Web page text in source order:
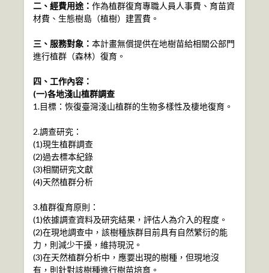
二、經費用途：作為植群復育專職人員人事費、育苗資
材費、生態樹島（植樹）建置費。
三、服務對象：本計畫無償提供在地樹苗給相關公部門
進行植群（森林）復育。
四、工作內容：
(一)各地淺山植群調查
1.目標：恢復臺灣淺山植群的生物多樣性及棲地復育。
2.調查研究：
(1)現生植群調查
(2)過去標本紀錄
(3)相關研究文獻
(4)天然植群分析
3.植群復育原則：
(1)依據調查資料及研究結果，評估人為介入的程度。
(2)在現地調查中，該樹種族群目前具有自然繁衍的能
力，則減少干擾，維持現況。
(3)在天然植群分析中，應要出現的樹種，但現地沒
有，則針對該樹種進行樹苗培育。